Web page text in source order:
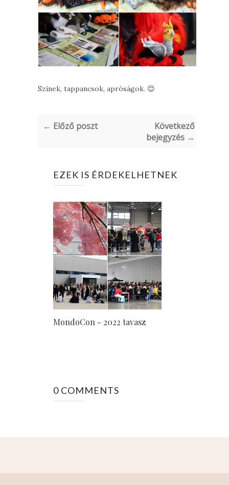
Színek, tappancsok, apróságok. 😊
← Előző poszt
Következő
bejegyzés →
EZEK IS ÉRDEKELHETNEK
MondoCon - 2022 tavasz
0 COMMENTS